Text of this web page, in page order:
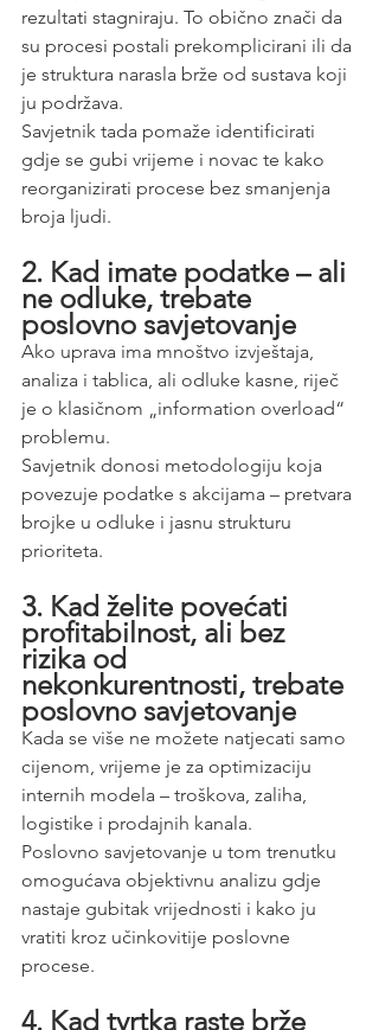
rezultati stagniraju. To obično znači da
su procesi postali prekomplicirani ili da
je struktura narasla brže od sustava koji
ju podržava.
Savjetnik tada pomaže identificirati
gdje se gubi vrijeme i novac te kako
reorganizirati procese bez smanjenja
broja ljudi.
2. Kad imate podatke – ali
ne odluke, trebate
poslovno savjetovanje
Ako uprava ima mnoštvo izvještaja,
analiza i tablica, ali odluke kasne, riječ
je o klasičnom „information overload“
problemu.
Savjetnik donosi metodologiju koja
povezuje podatke s akcijama – pretvara
brojke u odluke i jasnu strukturu
prioriteta.
3. Kad želite povećati
profitabilnost, ali bez
rizika od
nekonkurentnosti, trebate
poslovno savjetovanje
Kada se više ne možete natjecati samo
cijenom, vrijeme je za optimizaciju
internih modela – troškova, zaliha,
logistike i prodajnih kanala.
Poslovno savjetovanje u tom trenutku
omogućava objektivnu analizu gdje
nastaje gubitak vrijednosti i kako ju
vratiti kroz učinkovitije poslovne
procese.
4. Kad tvrtka raste brže